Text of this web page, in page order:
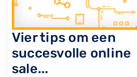
Vier tips om een
succesvolle online
sale...